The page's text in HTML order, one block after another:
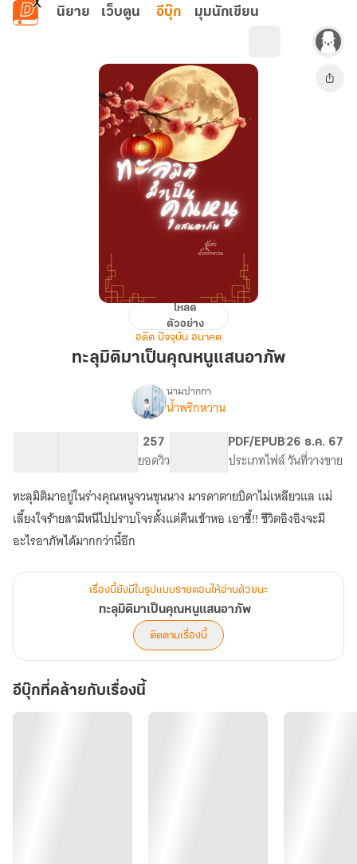
ข้ามไปยังเนื้อหาหลัก
นิยาย เว็บตูน อีบุ๊ก มุมนักเขียน
มา
โหลด
ตัวอย่าง
อดีต ปัจจุบัน อนาคต
ทะลุมิติมาเป็นคุณหนูแสนอาภัพ
เรื่อง
หนู
แสน
นามปากกา
น้ำพริกหวาน
257
ยอดวิว
PDF/EPUB
ประเภทไฟล์
26 ธ.ค. 67
วันที่วางขาย
ทะลุมิติมาอยู่ในร่างคุณหนูจวนขุนนาง มารดาตายบิดาไม่เหลียวแล แม่
เลี้ยงใจร้ายสามีหนีไปปราบโจรตั้งแต่คืนเข้าหอ เอาซี้!! ชีวิตอิงอิงจะมี
อะไรอาภัพได้มากกว่านี้อีก
เรื่องนี้ยังมีในรูปแบบรายตอนให้อ่านด้วยนะ
ทะลุมิติมาเป็นคุณหนูแสนอาภัพ
ติดตามเรื่องนี้
อีบุ๊กที่คล้ายกับเรื่องนี้